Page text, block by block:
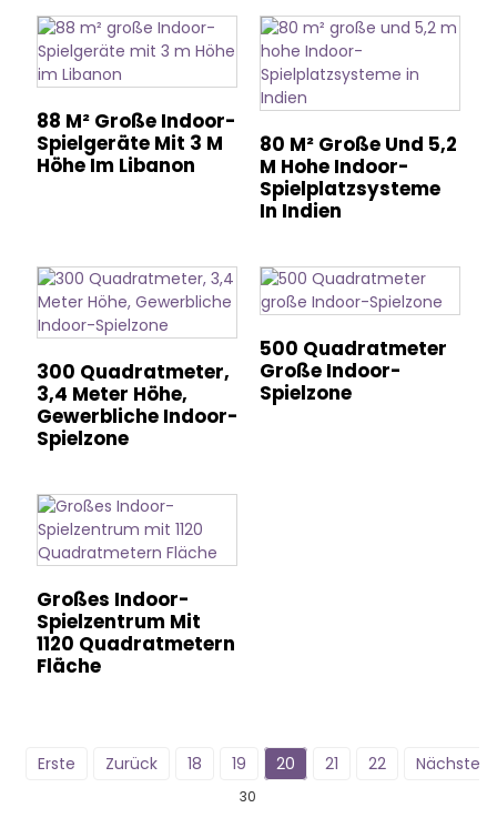
88 M² Große Indoor-
Spielgeräte Mit 3 M
Höhe Im Libanon
80 M² Große Und 5,2
M Hohe Indoor-
Spielplatzsysteme
In Indien
300 Quadratmeter,
3,4 Meter Höhe,
Gewerbliche Indoor-
Spielzone
500 Quadratmeter
Große Indoor-
Spielzone
Großes Indoor-
Spielzentrum Mit
1120 Quadratmetern
Fläche
Erste Zurück 18 19 20 21 22 Nächste
30